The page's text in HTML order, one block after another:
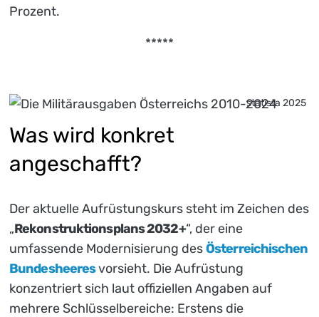
Prozent.
*****
statista 2025
Was wird konkret
angeschafft?
Der aktuelle Aufrüstungskurs steht im Zeichen des
„Rekonstruktionsplans 2032+“, der eine
umfassende Modernisierung desÖsterreichischen
Bundesheeresvorsieht. Die Aufrüstung
konzentriert sich laut offiziellen Angaben auf
mehrere Schlüsselbereiche: Erstens die